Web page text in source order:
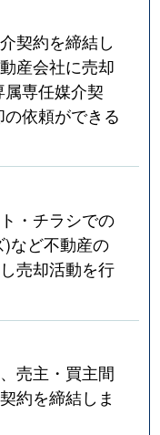
契約を締結し
産会社に売却
専任媒介契
依頼ができる
・チラシでの
など不動産の
売却活動を行
売主・買主間
約を締結しま